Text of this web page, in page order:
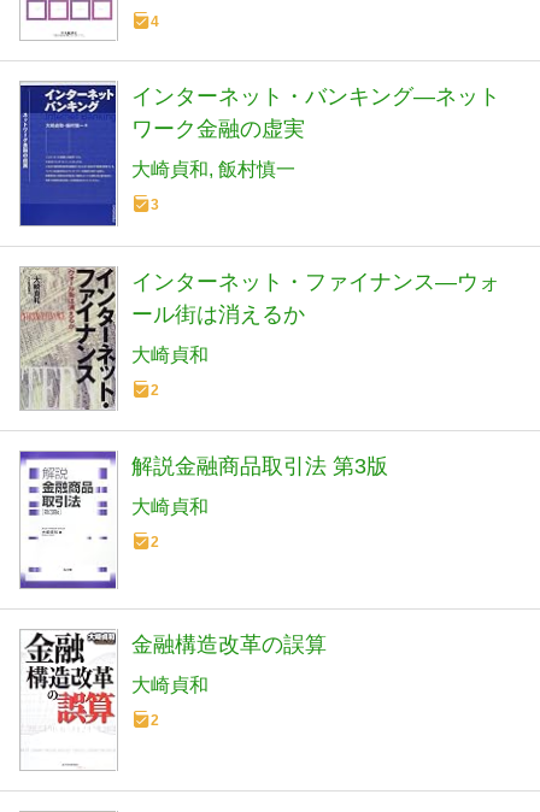
4
インターネット・バンキング―ネット
ワーク金融の虚実
大崎貞和 飯村慎一
3
インターネット・ファイナンス―ウォ
ール街は消えるか
大崎貞和
2
解説金融商品取引法 第3版
大崎貞和
2
金融構造改革の誤算
大崎貞和
2